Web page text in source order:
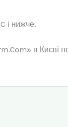
і нижче.
в Києві